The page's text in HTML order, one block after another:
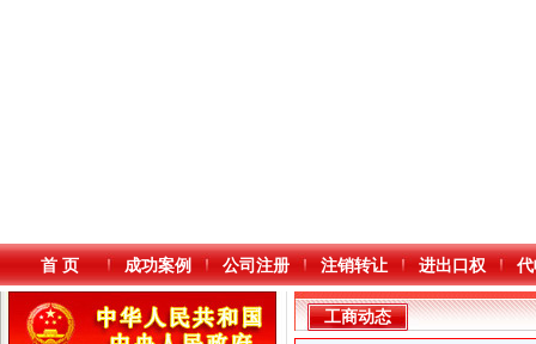
首 页 成功案例 公司注册 注销转让 进出口权
工商动态